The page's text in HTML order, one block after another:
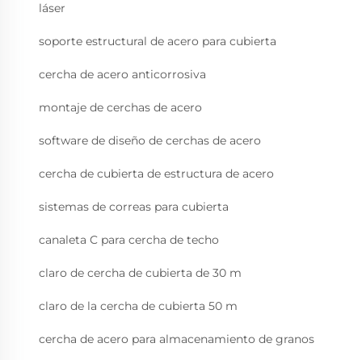
láser
soporte estructural de acero para cubierta
cercha de acero anticorrosiva
montaje de cerchas de acero
software de diseño de cerchas de acero
cercha de cubierta de estructura de acero
sistemas de correas para cubierta
canaleta C para cercha de techo
claro de cercha de cubierta de 30 m
claro de la cercha de cubierta 50 m
cercha de acero para almacenamiento de granos